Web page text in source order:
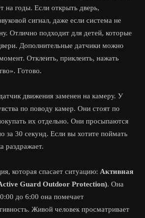
на годы. Если открыть дверь,
сигнал, даже если система не
Отлично подходит для детей, которые
Дополнительные датчики можно
Отклеить, приклеить, нажать
Готово.
движения заменен на камеру. У
по поводу камер. Они стоят по
их отдельно. Они просыпаются
за 30 секунд. Если вы хотите поймать
раздражает.
которая спасает ситуацию: Активная
Guard Outdoor Protection). Она
до 6:00 она помечает
Живой человек просматривает